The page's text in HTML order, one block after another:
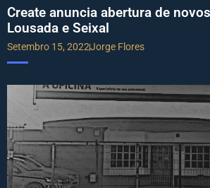
Create anuncia abertura de
Lousada e Seixal
Setembro 15, 2022Jorge Flores